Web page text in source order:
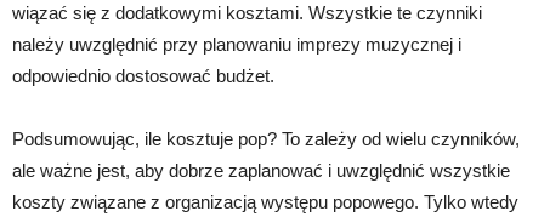
wiązać się z dodatkowymi kosztami. Wszystkie te czynniki
należy uwzględnić przy planowaniu imprezy muzycznej i
odpowiednio dostosować budżet.
Podsumowując, ile kosztuje pop? To zależy od wielu czynników,
ale ważne jest, aby dobrze zaplanować i uwzględnić wszystkie
koszty związane z organizacją występu popowego. Tylko wtedy